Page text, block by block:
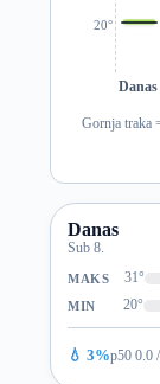
20°
Danas
Gornja traka
Danas
Sub 8.
MAKS 31°
MIN 20°
💧 3%p50 0.0